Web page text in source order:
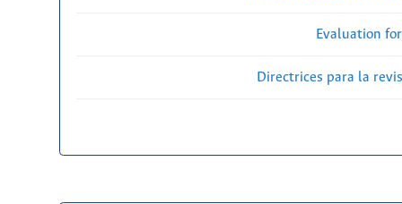
Evaluation
Directrices para la